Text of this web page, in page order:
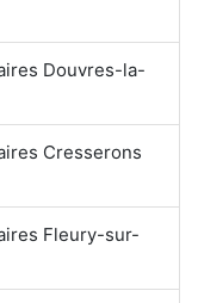
Douvres-la-
Cresserons
Fleury-sur-